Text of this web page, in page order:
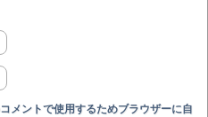
メントで使用するためブラウザーに自